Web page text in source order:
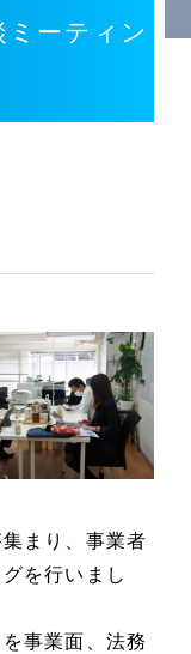
ミーティン
まり、事業者
を行いまし
事業面、法務